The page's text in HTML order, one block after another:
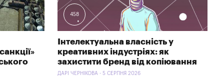
458
Інтелектуальна власність у
креативних індустріях: як
захистити бренд від копіювання
ДАРІ ЧЕРНІКОВА - 5 СЕРПНЯ 2026